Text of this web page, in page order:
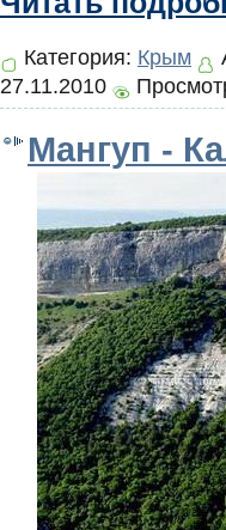
Категория: Крым
27.11.2010
Мангуп -